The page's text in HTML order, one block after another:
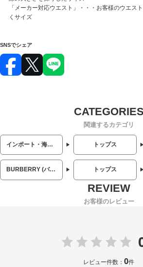
「メーカー対応ウエスト」・・・お客様のウエス
くサイズ
SNSでシェア
関連するカテゴリ
インポート・海外人気ブランド トップス
BURBERRY (バーバリー) トップス
お客様のレビュー
レビュー件数：0件